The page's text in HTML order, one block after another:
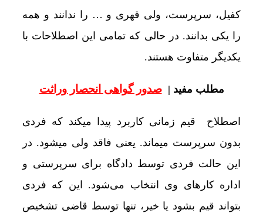
کفیل، سرپرست، ولی قهری و … را ندانند و همه
را یکی بدانند. در حالی که تمامی این اصطلاحات با
یکدیگر متفاوت هستند.
مطلب مفید | صدور گواهی انحصار وراثت
اصطلاح قیم زمانی کاربرد پیدا میکند که فردی
بدون سرپرست میماند. یعنی فاقد ولی میشود. در
این حالت فردی توسط دادگاه برای سرپرستی و
اداره کارهای وی انتخاب می‌شود. این که فردی
بتواند قیم بشود یا خیر، تنها توسط قاضی تشخیص